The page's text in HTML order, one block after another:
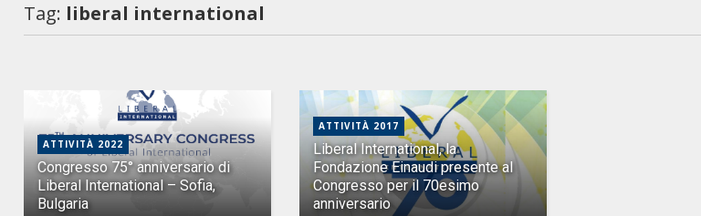
Tag: liberal international
ATTIVITÀ 2022
Congresso 75° anniversario di
Liberal International – Sofia,
Bulgaria
ATTIVITÀ 2017
Liberal International, la
Fondazione Einaudi presente al
Congresso per il 70esimo
anniversario